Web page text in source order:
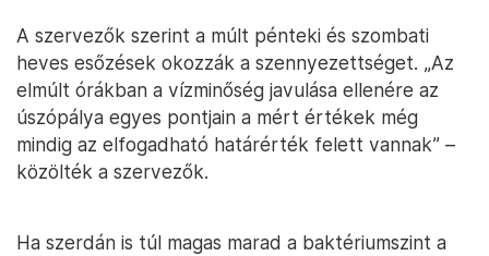
A szervezők szerint a múlt pénteki és szombati
heves esőzések okozzák a szennyezettséget. „Az
elmúlt órákban a vízminőség javulása ellenére az
úszópálya egyes pontjain a mért értékek még
mindig az elfogadható határérték felett vannak” –
közölték a szervezők.
Ha szerdán is túl magas marad a baktériumszint a